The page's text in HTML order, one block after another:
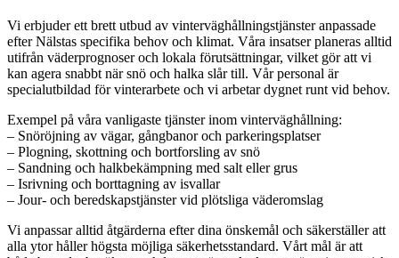
Vi erbjuder ett brett utbud av vinterväghållningstjänster anpassade
efter Nälstas specifika behov och klimat. Våra insatser planeras alltid
utifrån väderprognoser och lokala förutsättningar, vilket gör att vi
kan agera snabbt när snö och halka slår till. Vår personal är
specialutbildad för vinterarbete och vi arbetar dygnet runt vid behov.
Exempel på våra vanligaste tjänster inom vinterväghållning:
– Snöröjning av vägar, gångbanor och parkeringsplatser
– Plogning, skottning och bortforsling av snö
– Sandning och halkbekämpning med salt eller grus
– Isrivning och borttagning av isvallar
– Jour- och beredskapstjänster vid plötsliga väderomslag
Vi anpassar alltid åtgärderna efter dina önskemål och säkerställer att
alla ytor håller högsta möjliga säkerhetsstandard. Vårt mål är att